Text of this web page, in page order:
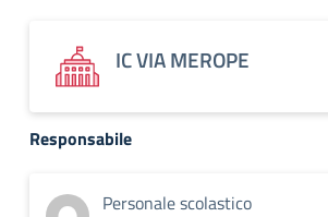
IC VIA MEROPE
Responsabile
Personale scolastico